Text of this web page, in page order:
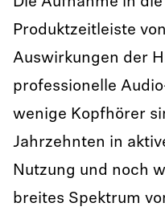
Produktzeitleiste
Auswirkungen der
professionelle
wenige Kopfhörer
Jahrzehnten in
Nutzung und noch
breites Spektrum